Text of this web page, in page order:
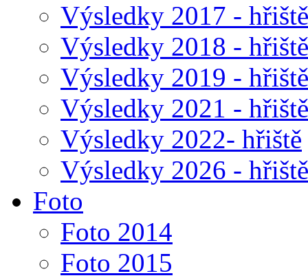
Výsledky 2017 - hřiště
Výsledky 2018 - hřiště
Výsledky 2019 - hřiště
Výsledky 2021 - hřiště
Výsledky 2022- hřiště
Výsledky 2026 - hřiště
Foto
Foto 2014
Foto 2015